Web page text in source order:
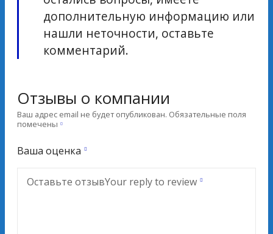
дополнительную информацию или
нашли неточности, оставьте
комментарий.
Отзывы о компании
Ваш адрес email не будет опубликован. Обязательные поля
помечены
Ваша оценка
Оставьте отзывYour reply to review